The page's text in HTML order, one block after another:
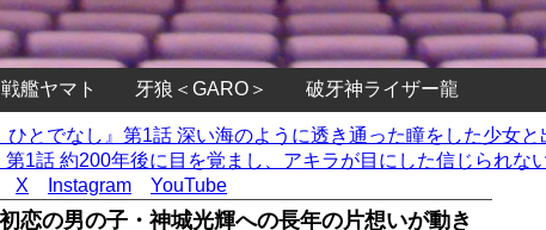
艦ヤマト 牙狼＜GARO＞ 破牙神ライザー龍
ひとでなし』第1話 深い海のように透き通った瞳をした少女
第1話 約200年後に目を覚まし、アキラが目にした信じられな
X Instagram YouTube
恋の男の子・神城光輝への長年の片想いが動き